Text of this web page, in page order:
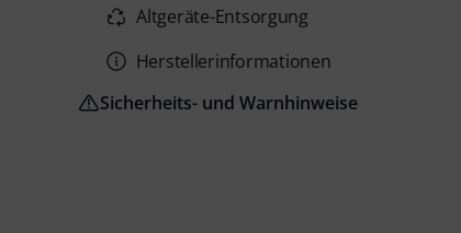
Altgeräte-Entsorgung
Herstellerinformationen
Sicherheits- und Warnhinweise